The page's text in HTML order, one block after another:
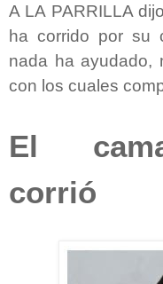
A LA PARRILLA
ha corrido por su
nada ha ayudado,
con los cuales
El
corrió